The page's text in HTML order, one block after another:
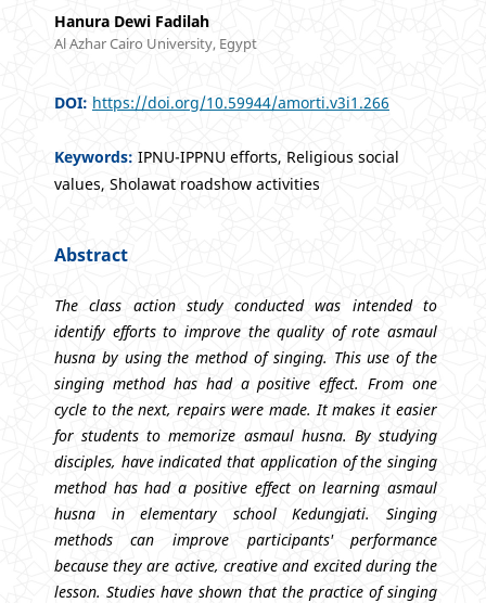
Hanura Dewi Fadilah
Al Azhar Cairo University, Egypt
DOI: https://doi.org/10.59944/amorti.v3i1.266
Keywords: IPNU-IPPNU efforts, Religious social
values, Sholawat roadshow activities
Abstract
The class action study conducted was intended to
identify efforts to improve the quality of rote asmaul
husna by using the method of singing. This use of the
singing method has had a positive effect. From one
cycle to the next, repairs were made. It makes it easier
for students to memorize asmaul husna. By studying
disciples, have indicated that application of the singing
method has had a positive effect on learning asmaul
husna in elementary school Kedungjati. Singing
methods can improve participants' performance
because they are active, creative and excited during the
lesson. Studies have shown that the practice of singing